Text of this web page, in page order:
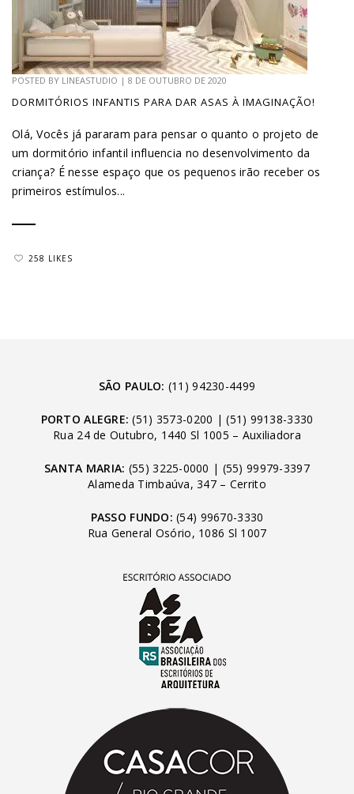
POSTED BY LINEASTUDIO | 8 DE OUTUBRO DE 2020
DORMITÓRIOS INFANTIS PARA DAR ASAS À IMAGINAÇÃO!
Olá, Vocês já pararam para pensar o quanto o projeto de
um dormitório infantil influencia no desenvolvimento da
criança? É nesse espaço que os pequenos irão receber os
primeiros estímulos...
258 LIKES
SÃO PAULO: (11) 94230-4499
PORTO ALEGRE: (51) 3573-0200 |(51) 99138-3330
Rua 24 de Outubro, 1440 Sl 1005 – Auxiliadora
SANTA MARIA: (55) 3225-0000 | (55) 99979-3397
Alameda Timbaúva, 347 – Cerrito
PASSO FUNDO: (54) 99670-3330
Rua General Osório, 1086 Sl 1007